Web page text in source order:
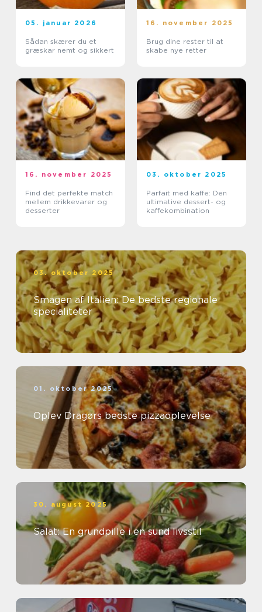
05. januar 2026
Sådan skærer du et
græskar nemt og sikkert
16. november 2025
Brug dine rester til at
skabe nye retter
16. november 2025
Find det perfekte match
mellem drikkevarer og
desserter
03. oktober 2025
Parfait med kaffe: Den
ultimative dessert- og
kaffekombination
03. oktober 2025
Smagen af Italien: De bedste regionale
specialiteter
01. oktober 2025
Oplev Dragørs bedste pizzaoplevelse
30. august 2025
Salat: En grundpille i en sund livsstil